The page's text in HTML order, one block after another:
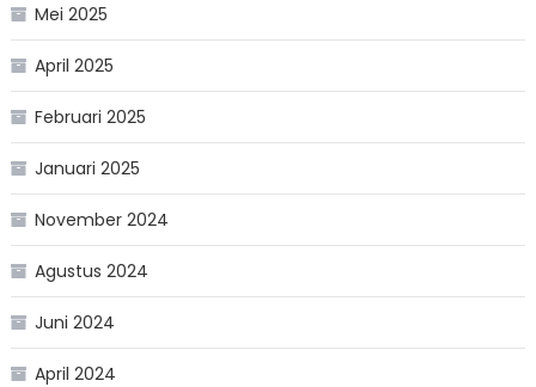
Mei 2025
April 2025
Februari 2025
Januari 2025
November 2024
Agustus 2024
Juni 2024
April 2024